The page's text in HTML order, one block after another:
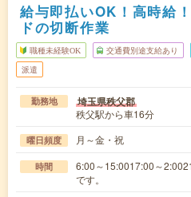
給与即払いOK！高時給
ドの切断作業
職種未経験OK 交通費別途支給あり
派遣
勤務地 埼玉県秩父郡
秩父駅から車16分
曜日頻度 月～金・祝
時間
6:00～15:0017:00～
です。